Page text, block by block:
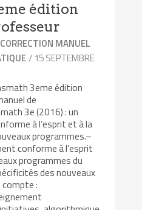
édition
CORRECTION MANUEL
/ 15 SEPTEMBRE
3eme édition
de
3e (2016) : un
à l’esprit et à la
programmes.–
conforme à l’esprit
programmes du
des nouveaux
: